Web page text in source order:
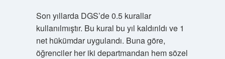
Son yıllarda DGS’de 0.5 kurallar
kullanılmıştır. Bu kural bu yıl kaldırıldı ve 1
net hükümdar uygulandı. Buna göre,
öğrenciler her iki departmandan hem sözel